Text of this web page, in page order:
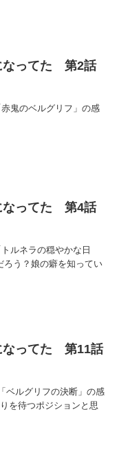
なってた 第2話
鬼のベルグリフ」の感
なってた 第4話
ルネラの穏やかな日
ろう？娘の癖を知ってい
なってた 第11話
ベルグリフの決断」の感
を待つポジションと思